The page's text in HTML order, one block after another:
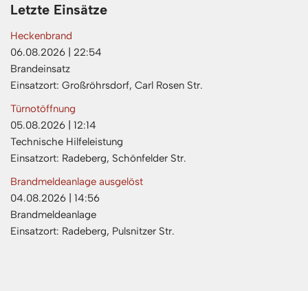
Letzte Einsätze
Heckenbrand
06.08.2026
22:54
Brandeinsatz
Einsatzort: Großröhrsdorf, Carl Rosen Str.
Türnotöffnung
05.08.2026
12:14
Technische Hilfeleistung
Einsatzort: Radeberg, Schönfelder Str.
Brandmeldeanlage ausgelöst
04.08.2026
14:56
Brandmeldeanlage
Einsatzort: Radeberg, Pulsnitzer Str.